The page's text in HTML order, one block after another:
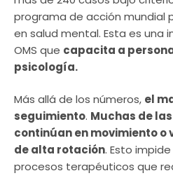
programa de acción mundial
en salud mental. Esta es una
OMS que capacita a
psicología.
Más allá de los números, el
seguimiento. Muchas de
continúan en movimiento o
de alta rotación. Esto
procesos terapéuticos que